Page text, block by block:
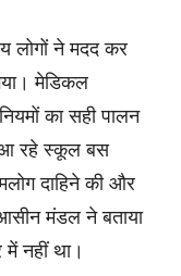
लोगों ने मदद कर
मेडिकल
का सही पालन
आ रहे स्कूल बस
दाहिने की और
मंडल ने बताया
में नहीं था।